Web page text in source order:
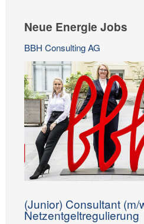
Neue Energie Jobs
BBH Consulting AG
(Junior) Consultant
Netzentgeltregulierung